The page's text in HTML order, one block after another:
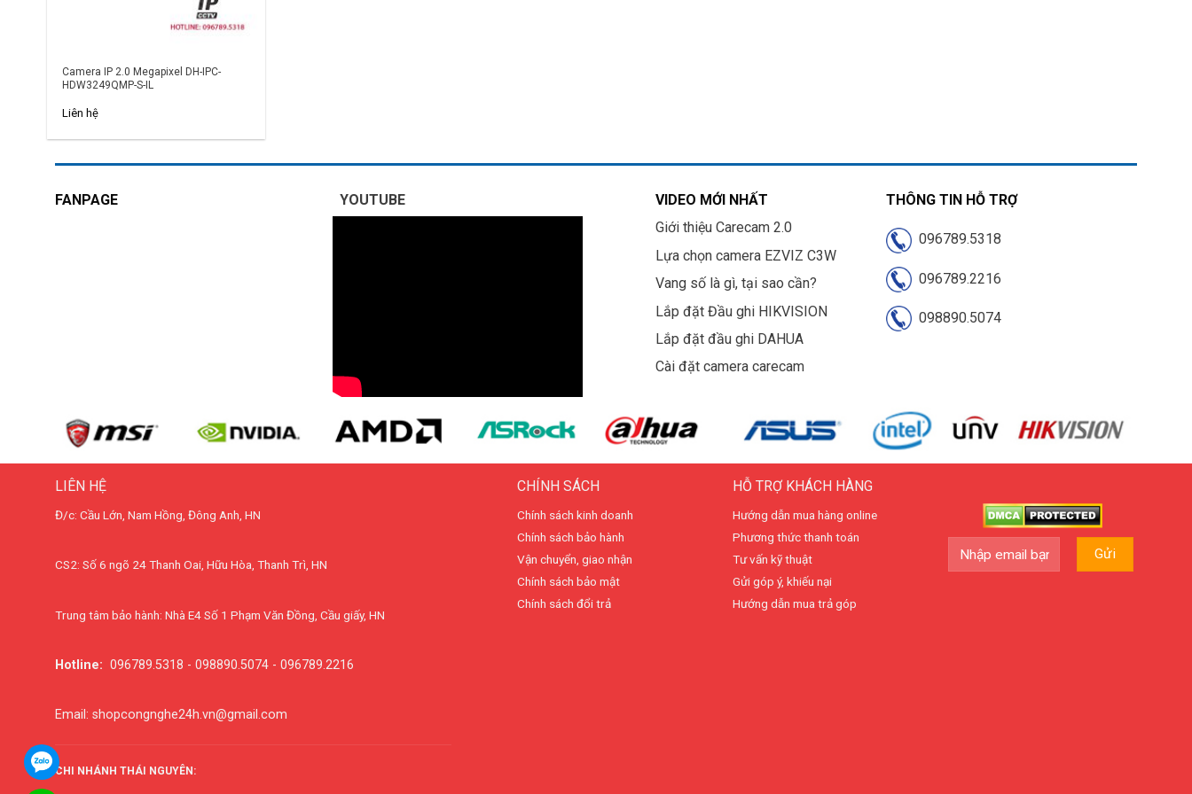
Camera IP 2.0 Megapixel DH-IPC-
HDW3249QMP-S-IL
Liên hệ
FANPAGE YOUTUBE
VIDEO MỚI NHẤT
Giới thiệu Carecam 2.0
Lựa chọn camera EZVIZ C3W
Vang số là gì, tại sao cần?
Lắp đặt Đầu ghi HIKVISION
Lắp đặt đầu ghi DAHUA
Cài đặt camera carecam
THÔNG TIN HỖ TRỢ
096789.5318
096789.2216
098890.5074
LIÊN HỆ
Đ/c: Cầu Lớn, Nam Hồng, Đông Anh, HN
CS2: Số 6 ngõ 24 Thanh Oai, Hữu Hòa, Thanh Trì, HN
Trung tâm bảo hành: Nhà E4 Số 1 Phạm Văn Đồng, Cầu giấy, HN
Hotline: 096789.5318 - 098890.5074 - 096789.2216
Email: shopcongnghe24h.vn@gmail.com
CHI NHÁNH THÁI NGUYÊN:
CHÍNH SÁCH
Chính sách kinh doanh
Chính sách bảo hành
Vận chuyển, giao nhận
Chính sách bảo mật
Chính sách đổi trả
HỖ TRỢ KHÁCH HÀNG
Hướng dẫn mua hàng online
Phương thức thanh toán
Tư vấn kỹ thuật
Gửi góp ý, khiếu nại
Hướng dẫn mua trả góp